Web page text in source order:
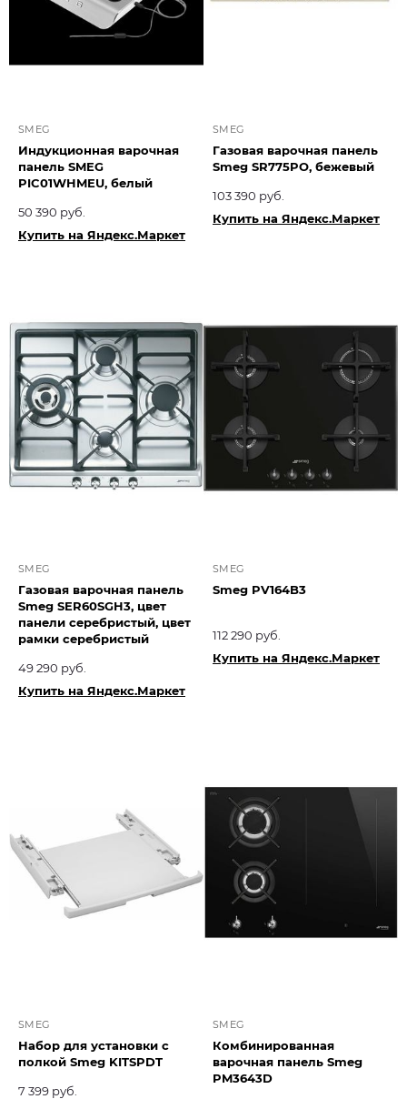
SMEG
Индукционная варочная
панель SMEG
PIC01WHMEU, белый
50 390 руб.
Купить на Яндекс.Маркет
SMEG
Газовая варочная панель
Smeg SR775PO, бежевый
103 390 руб.
Купить на Яндекс.Маркет
SMEG
Газовая варочная панель
Smeg SER60SGH3, цвет
панели серебристый, цвет
рамки серебристый
49 290 руб.
Купить на Яндекс.Маркет
SMEG
Smeg PV164B3
112 290 руб.
Купить на Яндекс.Маркет
SMEG
Набор для установки с
полкой Smeg KITSPDT
7 399 руб.
SMEG
Комбинированная
варочная панель Smeg
PM3643D